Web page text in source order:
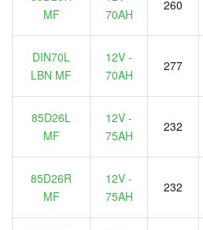
MF
70AH
260
DIN70L
LBN MF
12V -
70AH
277
85D26L
MF
12V -
75AH
232
85D26R
MF
12V -
75AH
232